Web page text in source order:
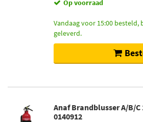
Op voorraad
Vandaag voor 15:00 besteld,
geleverd.
Anaf Brandblusser A/B/
0140912